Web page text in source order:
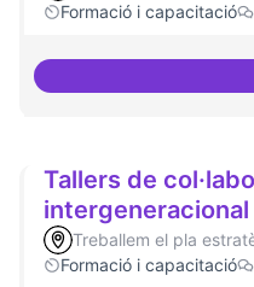
Formació i capacitació
Tallers de
Treballem el pla
Formació i capacitació